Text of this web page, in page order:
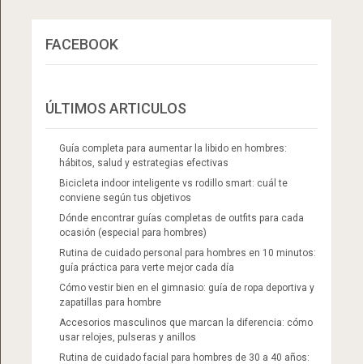
FACEBOOK
ÚLTIMOS ARTICULOS
Guía completa para aumentar la libido en hombres:
hábitos, salud y estrategias efectivas
Bicicleta indoor inteligente vs rodillo smart: cuál te
conviene según tus objetivos
Dónde encontrar guías completas de outfits para cada
ocasión (especial para hombres)
Rutina de cuidado personal para hombres en 10 minutos:
guía práctica para verte mejor cada día
Cómo vestir bien en el gimnasio: guía de ropa deportiva y
zapatillas para hombre
Accesorios masculinos que marcan la diferencia: cómo
usar relojes, pulseras y anillos
Rutina de cuidado facial para hombres de 30 a 40 años: